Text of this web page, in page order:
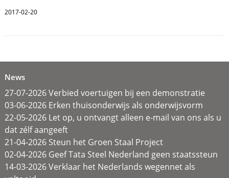
2017-02-20
News
27-07-2026 Verbied voertuigen bij een demonstratie
03-06-2026 Erken thuisonderwijs als onderwijsvorm
22-05-2026 Let op, u ontvangt alleen e-mail van ons als u
dat zélf aangeeft
21-04-2026 Steun het Groen Staal Project
02-04-2026 Geef Tata Steel Nederland geen staatssteun
14-03-2026 Verklaar het Nederlands wegennet als